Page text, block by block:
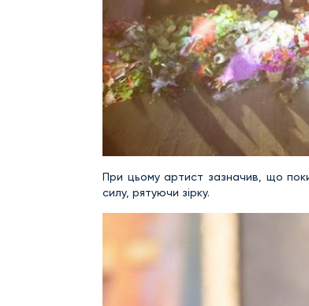
При цьому артист зазначив, що
силу, рятуючи зірку.